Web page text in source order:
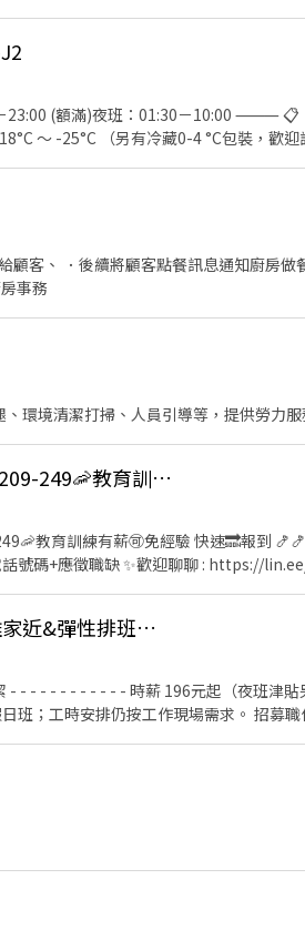
22:45 ❗❗⚠禮拜六、禮拜日都要
🌸上班地點🌸 安樂安一店▸基隆市安樂區
路
🌸 1. 包裹收寄、搬運、盤點、理貨
鄰近門市) 4. 須配合蝦皮店到店工作內容
🌸(固定班別) 早班：07:00-12:00、
可配合排班) 🌸上班地點🌸 七堵百七 - 智
店▸基隆市中正區信五路 基隆新富 - 智
店▸基隆市安樂區樂利三街34巷 基隆暖暖
天為準😊
✚電話✚地區⌟♡ 📞諮詢電話：0908-925-
職免收費❌絕無詐騙
23:00 (額滿)夜班：01:30－10:00 ⸻ 📋
～ -25°C （另有冷藏0-4 °C包裝，歡
定的生活。
顧客、 ．後續將顧客點餐訊息通知廚房做
廚房人員 廚房事務
環境清潔打掃、人員引導等，提供勞力
七堵🦐蝦皮七堵百七智取店🍤早晚班🏓高薪209-249🦐教育訓練有薪🉑免經驗快速🔜
教育訓練有薪🉑免經驗 快速🔜報到
號碼+應徵職缺 ✨歡迎聊聊 : https://
晚班時薪 - 17:30~21:30、
(上班約6~8小時) 夜班時薪 -
天（含六或日可配合1天） ✨【薪資待遇
導（皆有計算時薪）】 包裹與貨品管理
環境維護：維持門市作業區的環境整潔
店 基隆市七堵
保障 🚩應徵時請務必說明要應徵哪間門
統一超商基隆市七堵區【福二門市招募】 離家近&彈性排班、歡迎二度就業/樂齡/兼職